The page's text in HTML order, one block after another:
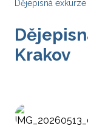
Dějepisná
Krakov